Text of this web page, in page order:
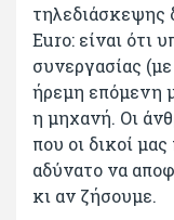
τηλεδιάσκεψης
Euro: είναι ότι
συνεργασίας
ήρεμη επόμενη
η μηχανή. Οι
που οι δικοί
αδύνατο να
κι αν ζήσουμε.